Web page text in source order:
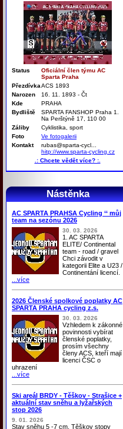
Status
Oficiální člen týmu AC
Sparta Praha
PřezdívkaACS 1893
Narozen
16. 11. 1893 - Čt
Kde
PRAHA
Bydliště
SPARTA FANSHOP Praha 1.
Na Perštýně 17, 110 00
Záliby
Cyklistika, sport
Foto
Ve fotogalerii
Kontakt
rubas@sparta-cycl...
hitp://www.sparta-cycling.cz
.: Chcete vědět více? :.
Nástěnka
AC SPARTA PRAHSA Cycling ‘‘ můj
team na sezónu 2026
30. 03. 2026
1. AC SPARTA
ELITE/ Continental
team - road / gravel
Chci závodit v
kategorii Elite a U23 /
Continentání licencí.
...více
2026 Členské spolkové poplatky AC
SPARTA PRAHA cycling z.s.
30. 03. 2026
Vzhledem k zákonné
povinnosti vybírat
členské poplatky,
prosím všechny
členy ACS, kteří mají
licenci ČSC o
uhrazení
...více
Ski areál BRDY - Těškov - Strašice +
aktuální stav sněhu a lyžařských
stop 2026
9. 01. 2026
Stav sněhu 5 -7 cm, Těškov stopy